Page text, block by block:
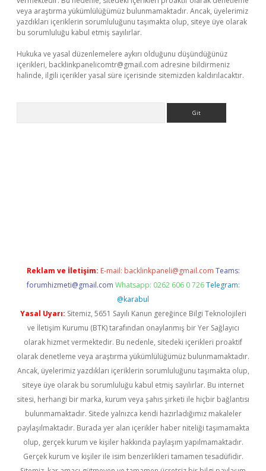
veya araştırma yükümlülüğümüz bulunmamaktadır. Ancak, üyelerimiz
yazdıkları içeriklerin sorumluluğunu taşımakta olup, siteye üye olarak
bu sorumluluğu kabul etmiş sayılırlar.
Hukuka ve yasal düzenlemelere aykırı olduğunu düşündüğünüz
içerikleri, backlinkpanelicomtr@gmail.com adresine bildirmeniz
halinde, ilgili içerikler yasal süre içerisinde sitemizden kaldırılacaktır.
Reklam ve İletişim: E-mail: backlinkpaneli@gmail.com Teams:
forumhizmeti@gmail.com Whatsapp: 0262 606 0 726 Telegram:
@karabul
Yasal Uyarı: Sitemiz, 5651 Sayılı Kanun gereğince Bilgi Teknolojileri
ve İletişim Kurumu (BTK) tarafından onaylanmış bir Yer Sağlayıcı
olarak hizmet vermektedir. Bu nedenle, sitedeki içerikleri proaktif
olarak denetleme veya araştırma yükümlülüğümüz bulunmamaktadır.
Ancak, üyelerimiz yazdıkları içeriklerin sorumluluğunu taşımakta olup,
siteye üye olarak bu sorumluluğu kabul etmiş sayılırlar. Bu internet
sitesi, herhangi bir marka, kurum veya şahıs şirketi ile hiçbir bağlantısı
bulunmamaktadır. Sitede yalnızca kendi hazırladığımız makaleler
paylaşılmaktadır. Burada yer alan içerikler haber niteliği taşımamakta
olup, gerçek kurum ve kişiler hakkında paylaşım yapılmamaktadır.
Gerçek kurum ve kişiler ile isim benzerlikleri tamamen tesadüfidir.